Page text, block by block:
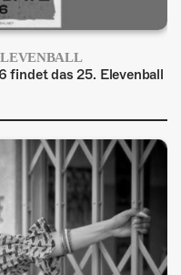
findet das 25. Elevenball